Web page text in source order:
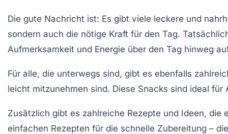
Die gute Nachricht ist: Es gibt viele leckere und
sondern auch die nötige Kraft für den Tag.
Aufmerksamkeit und Energie über den Tag hinweg
Für alle, die unterwegs sind, gibt es ebenfalls
leicht mitzunehmen sind. Diese Snacks sind ideal für
Zusätzlich gibt es zahlreiche Rezepte und Ideen, die
einfachen Rezepten für die schnelle Zubereitung –